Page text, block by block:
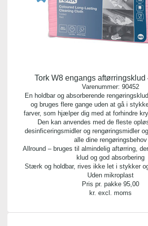
Tork W8 engangs aftørringsklud
Varenummer: 90452
En holdbar og absorberende
og bruges flere gange uden at gå i
farver, som hjælper dig med at forhindre
Den kan anvendes med de fleste
desinficeringsmidler og rengøringsmidler
alle dine rengøringsbehov
Allround – bruges til almindelig aftørring,
klud og god absorbering
Stærk og holdbar, rives ikke let i stykker
Uden mikroplast
Pris pr. pakke 95,00
kr. excl. moms